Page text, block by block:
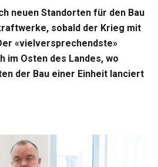
neuen Standorten für den Bau
sobald der Krieg mit
«vielversprechendste»
im Osten des Landes, wo
der Bau einer Einheit lanciert